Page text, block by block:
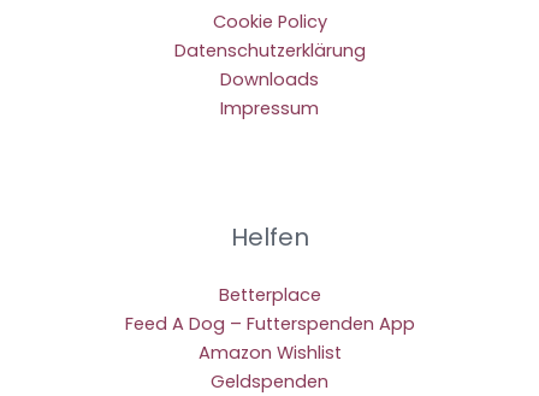
Cookie Policy
Datenschutzerklärung
Downloads
Impressum
Helfen
Betterplace
Feed A Dog – Futterspenden App
Amazon Wishlist
Geldspenden